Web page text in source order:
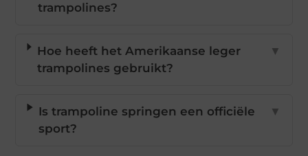
trampolines?
Hoe heeft het Amerikaanse leger
trampolines gebruikt?
▼
Is trampoline springen een officiële
sport?
▼